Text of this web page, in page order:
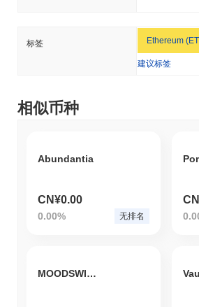
标签 Ethereum
建议标签
相似币种
Abundantia
CN¥0.00
0.00% 无排名
MOODSWING